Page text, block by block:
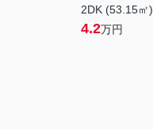
2DK (53.15㎡)
4.2万円